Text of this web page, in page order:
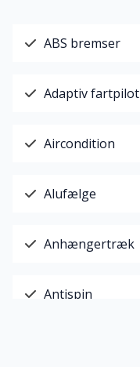
ABS bremser
Adaptiv fartpilot
Aircondition
Alufælge
Anhængertræk
Antispin